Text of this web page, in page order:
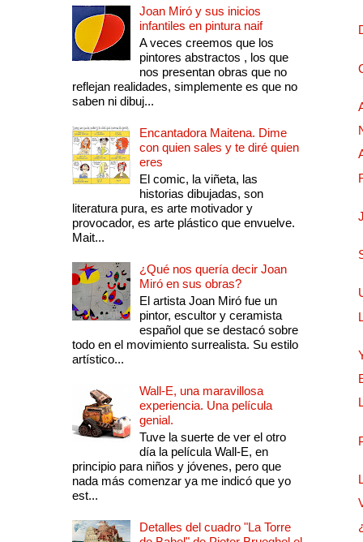
Joan Miró y sus inicios
infantiles en pintura naif
A veces creemos que los
pintores abstractos , los que
nos presentan obras que no
reflejan realidades, simplemente es que no
saben ni dibuj...
Encantadora Maitena. Dime
con quien sales y te diré quien
eres
El comic, la viñeta, las
historias dibujadas, son
literatura pura, es arte motivador y
provocador, es arte plástico que envuelve.
Mait...
¿Qué nos quería decir Joan
Miró en sus obras?
El artista Joan Miró fue un
pintor, escultor y ceramista
español que se destacó sobre
todo en el movimiento surrealista. Su estilo
artístico...
Wall-E, una maravillosa
experiencia. Una película
genial.
Tuve la suerte de ver el otro
día la película Wall-E, en
principio para niños y jóvenes, pero que
nada más comenzar ya me indicó que yo
est...
Detalles del cuadro "La Torre